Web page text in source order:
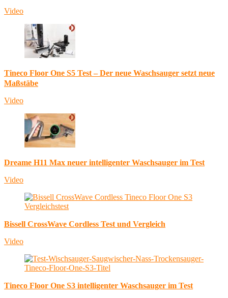
Video
Tineco Floor One S5 Test – Der neue Waschsauger setzt neue
Maßstäbe
Video
Dreame H11 Max neuer intelligenter Waschsauger im Test
Video
Bissell CrossWave Cordless Test und Vergleich
Video
Tineco Floor One S3 intelligenter Waschsauger im Test